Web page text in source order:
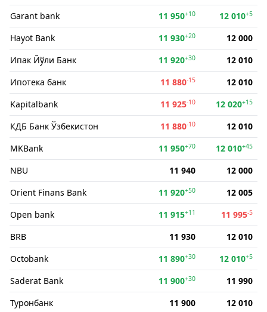
Garant bank
11 950+10 12 010+5
Hayot Bank 11 930+20
12 000
Ипак Йўли Банк
11 920+30
12 010
Ипотека банк
11 880-15
12 010
Kapitalbank
11 925-10 12 020+15
КДБ Банк Ўзбекистон 11 880-10
12 010
MKBank
11 950+70 12 010+45
NBU 11 940
12 000
Orient Finans Bank
11 920+50
12 005
Open bank
11 915+11 11 995-5
BRB 11 930
12 010
Octobank
11 890+30 12 010+5
Saderat Bank 11 900+30
11 990
Туронбанк
11 900
12 010